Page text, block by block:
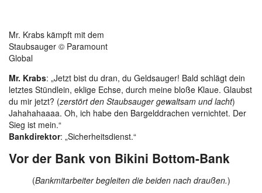
Mr. Krabs kämpft mit dem
Staubsauger © Paramount
Global
Mr. Krabs: „Jetzt bist du dran, du Geldsauger! Bald schlägt dein
letztes Stündlein, eklige Echse, durch meine bloße Klaue. Glaubst
du mir jetzt? (zerstört den Staubsauger gewaltsam und lacht)
Jahahahaaaa. Oh, ich habe den Bargelddrachen vernichtet. Der
Sieg ist mein.“
Bankdirektor: „Sicherheitsdienst.“
Vor der Bank von Bikini Bottom-Bank
(Bankmitarbeiter begleiten die beiden nach draußen.)